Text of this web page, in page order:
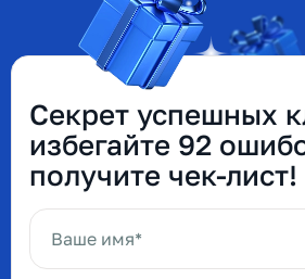
Секрет успешных
избегайте 92
получите чек-лист!